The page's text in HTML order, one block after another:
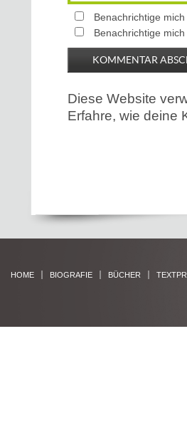
Benachrichtige
Benachrichtige
Diese Website
Erfahre, wie deine
HOME BIOGRAFIE BÜCHER